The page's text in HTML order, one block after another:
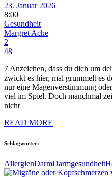
23. Januar 2026
8:00
Gesundheit
Margret Ache
2
48
7 Anzeichen, dass du dich um
zwickt es hier, mal grummelt es
nur eine Magenverstimmung
viel im Spiel. Doch manchmal
nicht
READ MORE
Schlagwörter:
AllergienDarmDarmgesundheit